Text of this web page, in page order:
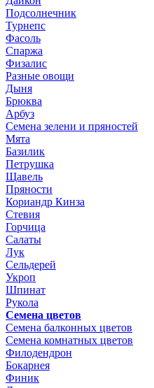
Подсолнечник
Турнепс
Фасоль
Спаржа
Физалис
Разные овощи
Дыня
Брюква
Арбуз
Семена зелени и пряностей
Мята
Базилик
Петрушка
Щавель
Пряности
Кориандр Кинза
Стевия
Горчица
Салаты
Лук
Сельдерей
Укроп
Шпинат
Рукола
Семена цветов
Семена балконных цветов
Семена комнатных цветов
Филодендрон
Бокарнея
Финик